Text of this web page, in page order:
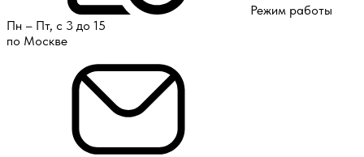
Режим работы
Пн – Пт, с 3 до 15
по Москве